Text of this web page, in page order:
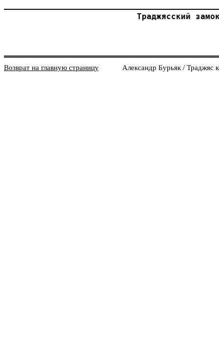
Траджясский
Возврат на главную страницу Александр Бурьяк / Траджяс